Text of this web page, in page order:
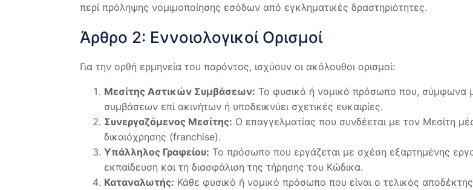
περί πρόληψης νομιμοποίησης εσόδων από εγκληματικές δραστηριότητες.
Άρθρο 2: Εννοιολογικοί Ορισμοί
Για την ορθή ερμηνεία του παρόντος, ισχύουν οι ακόλουθοι ορισμοί:
Μεσίτης Αστικών Συμβάσεων: Το φυσικό ή νομικό πρόσωπο που, σύμφωνα
συμβάσεων επί ακινήτων ή υποδεικνύει σχετικές ευκαιρίες.
Συνεργαζόμενος Μεσίτης: Ο επαγγελματίας που συνδέεται με τον Μεσίτη
δικαιόχρησης (franchise).
Υπάλληλος Γραφείου: Το πρόσωπο που εργάζεται με σχέση εξαρτημένης
εκπαίδευση και τη διασφάλιση της τήρησης του Κώδικα.
Καταναλωτής: Κάθε φυσικό ή νομικό πρόσωπο που είναι ο τελικός